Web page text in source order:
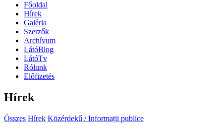
Főoldal
Hírek
Galéria
Szerzők
Archívum
LátóBlog
LátóTv
Rólunk
Előfizetés
Hírek
Összes Hírek Közérdekű / Informații publice